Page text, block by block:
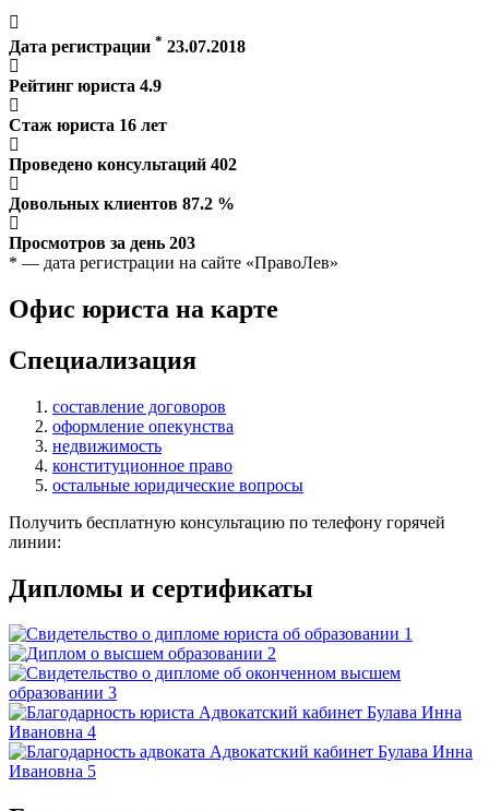
Дата регистрации * 23.07.2018
Рейтинг юриста 4.9
Стаж юриста 16 лет
Проведено консультаций 402
Довольных клиентов 87.2 %
Просмотров за день 203
* — дата регистрации на сайте «ПравоЛев»
Офис юриста на карте
Специализация
составление договоров
оформление опекунства
недвижимость
конституционное право
остальные юридические вопросы
Получить бесплатную консультацию по телефону горячей
линии:
Дипломы и сертификаты